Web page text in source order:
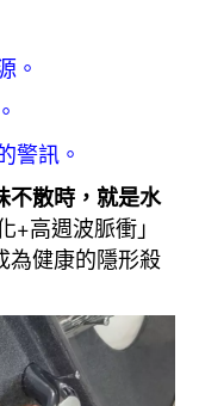
。
警訊。
不散時，就是水
+高週波脈衝」
為健康的隱形殺